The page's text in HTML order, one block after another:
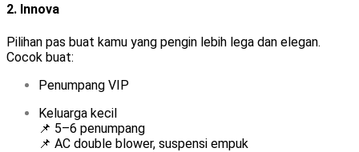
2. Innova
Pilihan pas buat kamu yang pengin lebih lega dan elegan.
Cocok buat:
Penumpang VIP
Keluarga kecil
📌 5–6 penumpang
📌 AC double blower, suspensi empuk